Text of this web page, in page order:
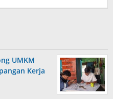
UMKM
Kerja